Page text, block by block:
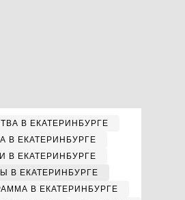
В ЕКАТЕРИНБУРГЕ
В ЕКАТЕРИНБУРГЕ
В ЕКАТЕРИНБУРГЕ
В ЕКАТЕРИНБУРГЕ
В ЕКАТЕРИНБУРГЕ